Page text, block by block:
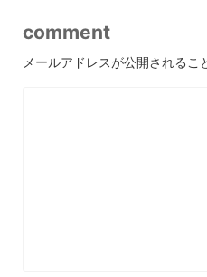
comment
メールアドレスが公開されるこ